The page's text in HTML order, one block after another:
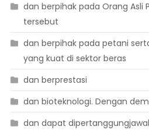
dan berpihak pada Orang Asli
tersebut
dan berpihak pada petani
yang kuat di sektor beras
dan berprestasi
dan bioteknologi. Dengan
dan dapat